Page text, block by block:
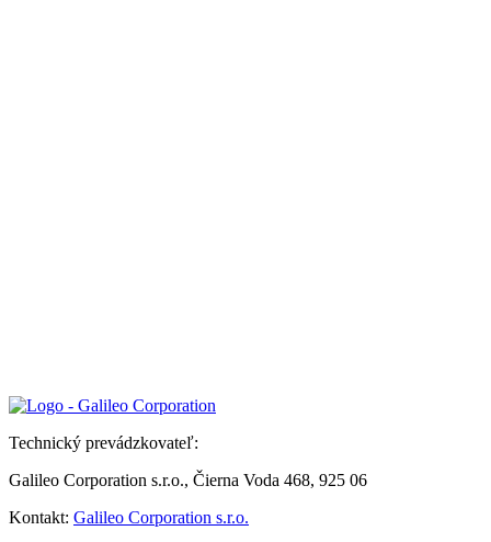
Technický prevádzkovateľ:
Galileo Corporation s.r.o., Čierna Voda 468, 925 06
Kontakt: Galileo Corporation s.r.o.